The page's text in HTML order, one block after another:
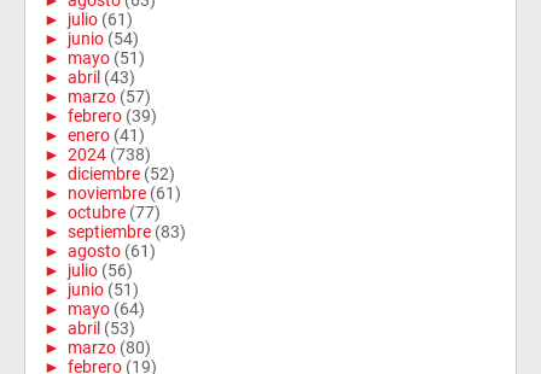
► julio (61)
► junio (54)
► mayo (51)
► abril (43)
► marzo (57)
► febrero (39)
► enero (41)
► 2024 (738)
► diciembre (52)
► noviembre (61)
► octubre (77)
► septiembre (83)
► agosto (61)
► julio (56)
► junio (51)
► mayo (64)
► abril (53)
► marzo (80)
► febrero (19)